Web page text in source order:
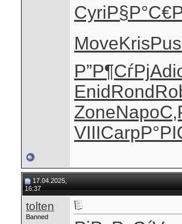
Cyri
MoveKris
Р”Р¶СѓРј
EnidRond
ZoneNapo
VIIICarp
17.04.2025,
16:37
tolten
Banned